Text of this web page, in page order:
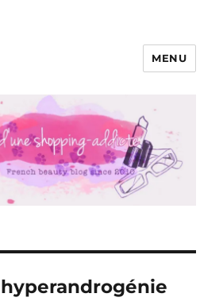
Shopping-addicte
MENU
hyperandrogénie